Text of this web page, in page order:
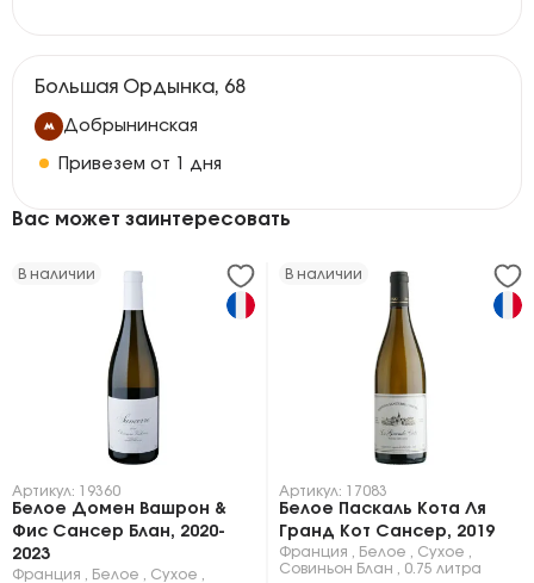
Большая Ордынка, 68
Добрынинская
Привезем от 1 дня
Вас может заинтересовать
В наличии
Артикул: 19360
Белое Домен Вашрон &
Фис Сансер Блан, 2020-
2023
Франция Белое Сухое
В наличии
Артикул: 17083
Белое Паскаль Кота Ля
Гранд Кот Сансер, 2019
Франция Белое Сухое
Совиньон Блан
0.75 литра